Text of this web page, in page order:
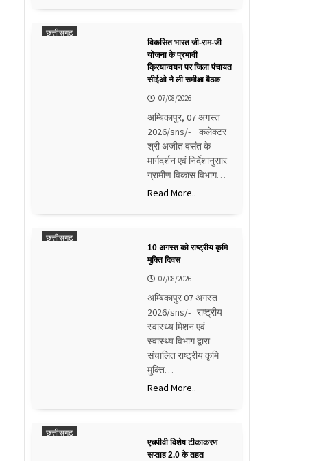
छत्तीसगढ़
विकसित भारत जी-राम-जी
योजना के प्रभावी
क्रियान्वयन पर जिला पंचायत
सीईओ ने ली समीक्षा बैठक
07/08/2026
अम्बिकापुर, 07 अगस्त
2026/sns/- कलेक्टर
श्री अजीत वसंत के
मार्गदर्शन एवं निर्देशानुसार
ग्रामीण विकास विभाग…
Read More..
छत्तीसगढ़
10 अगस्त को राष्ट्रीय कृमि
मुक्ति दिवस
07/08/2026
अम्बिकापुर 07 अगस्त
2026/sns/- राष्ट्रीय
स्वास्थ्य मिशन एवं
स्वास्थ्य विभाग द्वारा
संचालित राष्ट्रीय कृमि
मुक्ति…
Read More..
छत्तीसगढ़
एचपीवी विशेष टीकाकरण
सप्ताह 2.0 के तहत